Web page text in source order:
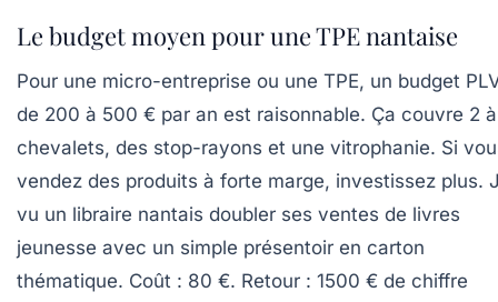
Le budget moyen pour une TPE nantaise
Pour une micro-entreprise ou une TPE, un budget
de 200 à 500 € par an est raisonnable. Ça couvre 2
chevalets, des stop-rayons et une vitrophanie. Si
vendez des produits à forte marge, investissez plus.
vu un libraire nantais doubler ses ventes de livres
jeunesse avec un simple présentoir en carton
thématique. Coût : 80 €. Retour : 1500 € de chiffre